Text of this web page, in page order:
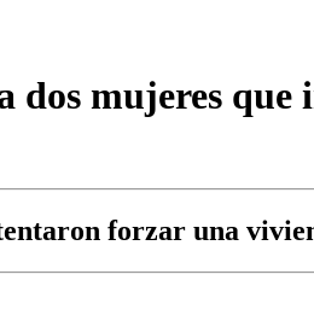
dos mujeres
forzar una